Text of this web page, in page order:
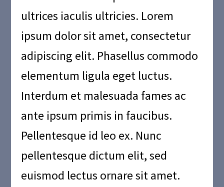
ultrices iaculis ultricies. Lorem
ipsum dolor sit amet, consectetur
adipiscing elit. Phasellus commodo
elementum ligula eget luctus.
Interdum et malesuada fames ac
ante ipsum primis in faucibus.
Pellentesque id leo ex. Nunc
pellentesque dictum elit, sed
euismod lectus ornare sit amet.